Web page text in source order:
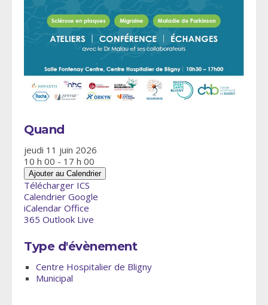
Quand
jeudi 11 juin 2026
10 h 00 - 17 h 00
Ajouter au Calendrier
Télécharger ICS
Calendrier Google
iCalendar Office
365 Outlook Live
Type d'évènement
Centre Hospitalier de Bligny
Municipal